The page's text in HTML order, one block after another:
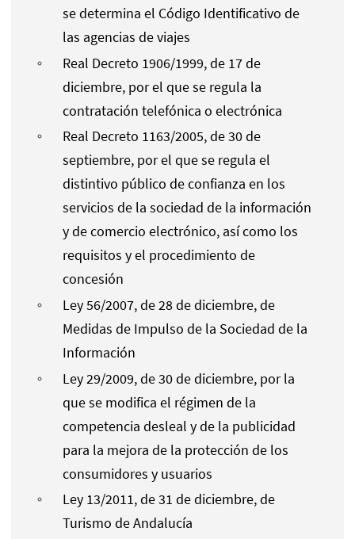
se determina el Código Identificativo de
las agencias de viajes
Real Decreto 1906/1999, de 17 de
diciembre, por el que se regula la
contratación telefónica o electrónica
Real Decreto 1163/2005, de 30 de
septiembre, por el que se regula el
distintivo público de confianza en los
servicios de la sociedad de la información
y de comercio electrónico, así como los
requisitos y el procedimiento de
concesión
Ley 56/2007, de 28 de diciembre, de
Medidas de Impulso de la Sociedad de la
Información
Ley 29/2009, de 30 de diciembre, por la
que se modifica el régimen de la
competencia desleal y de la publicidad
para la mejora de la protección de los
consumidores y usuarios
Ley 13/2011, de 31 de diciembre, de
Turismo de Andalucía